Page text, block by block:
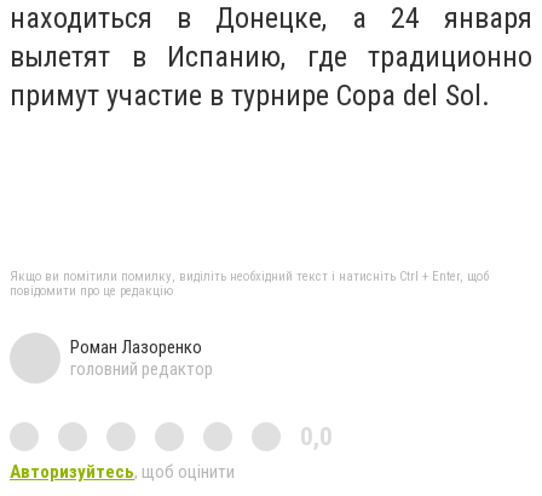
находиться в Донецке, а 24 января
вылетят в Испанию, где традиционно
примут участие в турнире Copa del Sol.
Якщо ви помітили помилку, виділіть необхідний текст і натисніть Ctrl + Enter, щоб
повідомити про це редакцію
Роман Лазоренко
головний редактор
0,0
Авторизуйтесь, щоб оцінити